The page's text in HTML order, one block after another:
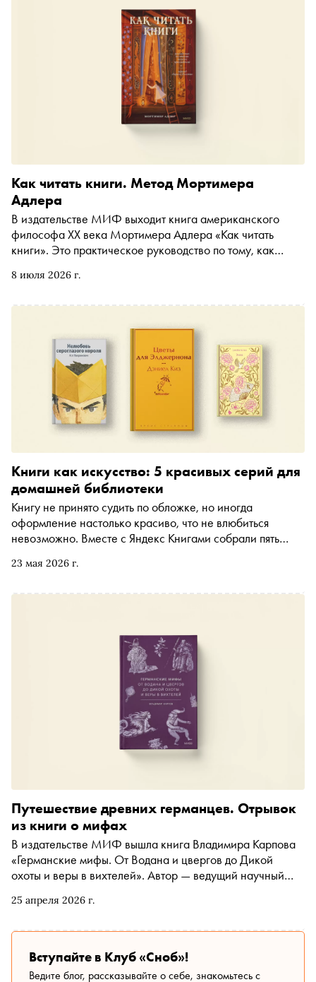
8 июля 2026 г.
Как читать книги. Метод Мортимера
Адлера
В издательстве МИФ выходит книга американского
философа XX века Мортимера Адлера «Как читать
книги». Это практическое руководство по тому, как
заложенные автором смыслы и даже вступать с ним в
23 мая 2026 г.
Книги как искусство: 5 красивых серий для
домашней библиотеки
Книгу не принято судить по обложке, но иногда
оформление настолько красиво, что не влюбиться
невозможно. Вместе с Яндекс Книгами собрали пять
25 апреля 2026 г.
Путешествие древних германцев. Отрывок
из книги о мифах
В издательстве МИФ вышла книга Владимира Карпова
«Германские мифы. От Водана и цвергов до Дикой
охоты и веры в вихтелей». Автор — ведущий научный
языкознания РАН — рассказывает о традициях и
сюжетов с мифами и представлениях современных
немцев о мифическом. «Сноб» публикует отрывок
Вступайте в Клуб «Сноб»!
Ведите блог, рассказывайте о себе, знакомьтесь с